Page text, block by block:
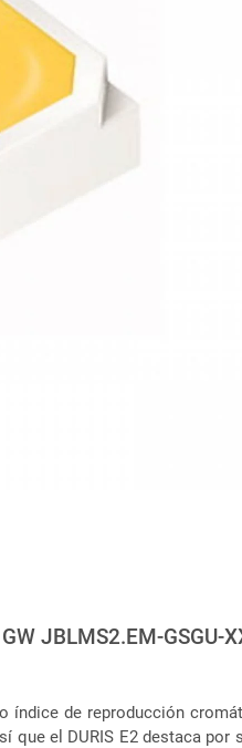
JBLMS2.EM-GSGU-
índice de reproducción
que el DURIS E2 destaca